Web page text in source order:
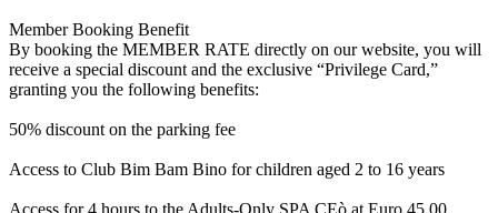
Member Booking Benefit
By booking the MEMBER RATE directly on our website, you will
receive a special discount and the exclusive “Privilege Card,”
granting you the following benefits:
50% discount on the parking fee
Access to Club Bim Bam Bino for children aged 2 to 16 years
Access for 4 hours to the Adults-Only SPA CEò at Euro 45,00